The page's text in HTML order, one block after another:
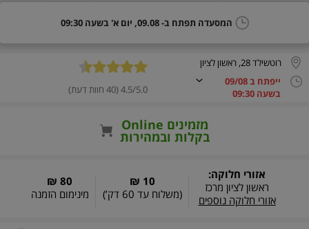
רוטשילד 28, ראשון לציון
ייפתח ב 09/08
בשעה 09:30
4.5/5.0 (40 חוות דעת)
מזמינים Online
בקלות ובמהירות
אזורי חלוקה:
ראשון לציון מרכז
אזורי חלוקה נוספים
10 ₪
(משלוח עד 60 דק’ ) מינימום הזמנה
80 ₪
המסעדה תפתח ב- 09.08, יום א' בשעה 09:30